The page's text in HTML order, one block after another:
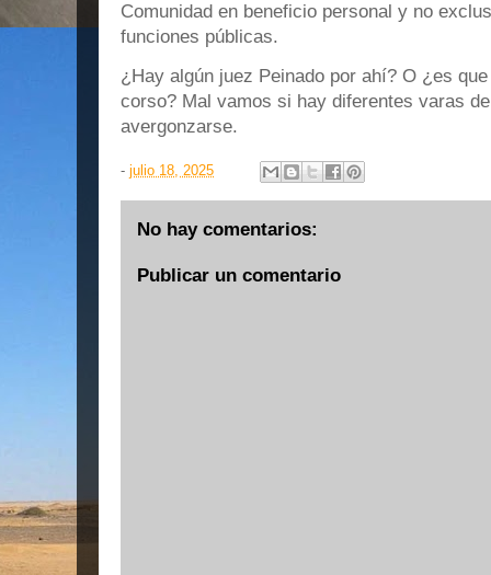
Comunidad en beneficio personal y no
funciones públicas.
¿Hay algún juez Peinado por ahí? O ¿es
corso? Mal vamos si hay diferentes varas
avergonzarse.
- julio 18, 2025
No hay comentarios:
Publicar un comentario